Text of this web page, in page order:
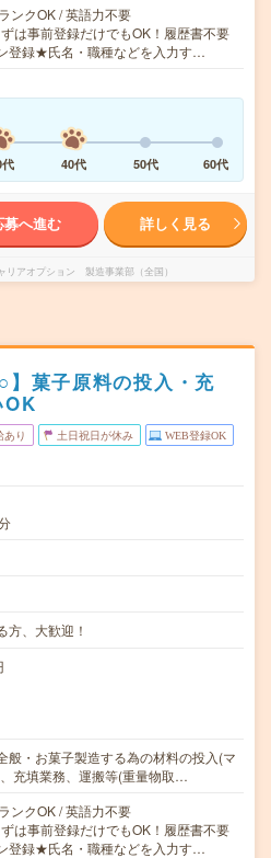
ンクOK / 英語力不要
は事前登録だけでもOK！履歴書不要
登録★氏名・職種などを入力す…
40代 50代 60代
募へ進む 詳しく見る
リアオプション 製造事業部（全国）
】菓子原料の投入・充
OK
あり 土日祝日が休み WEB登録OK
方、大歓迎！
般・お菓子製造する為の材料の投入(マ
充填業務、運搬等(重量物取…
ンクOK / 英語力不要
は事前登録だけでもOK！履歴書不要
登録★氏名・職種などを入力す…